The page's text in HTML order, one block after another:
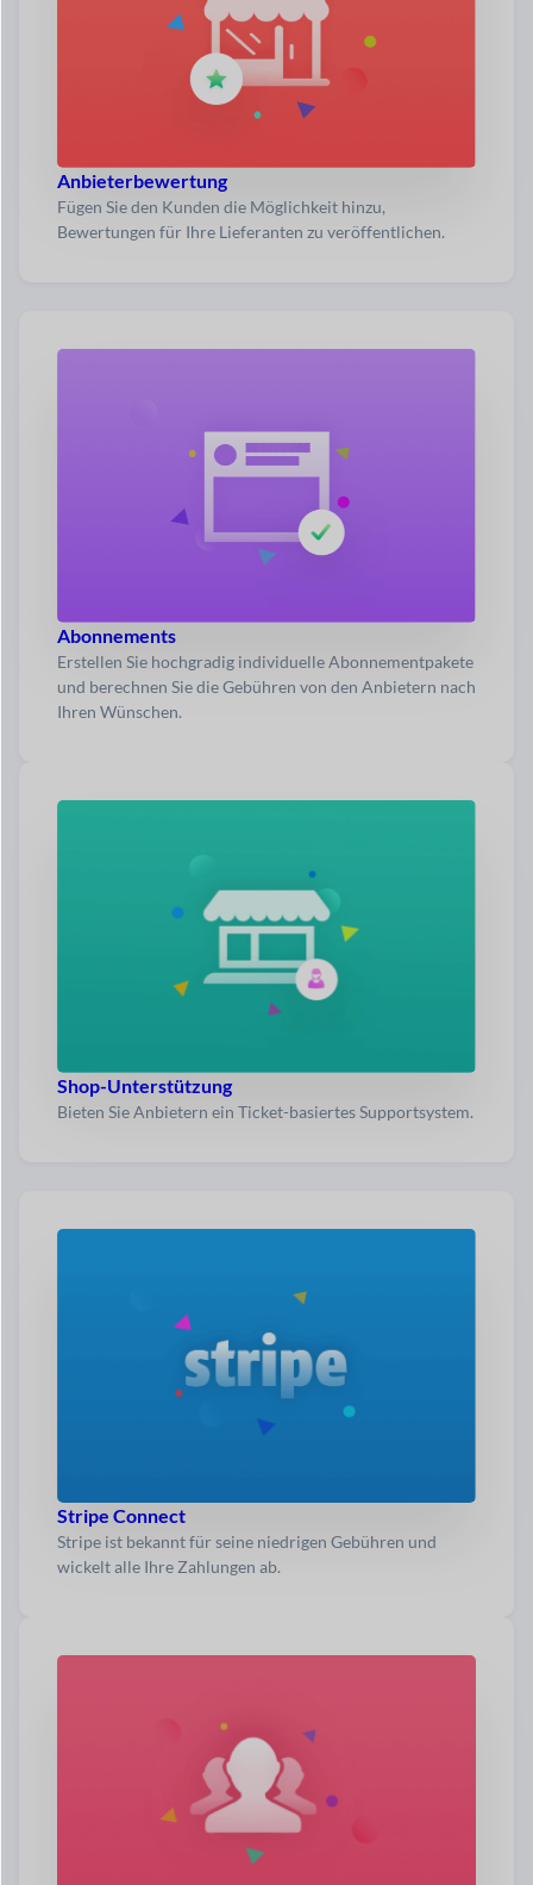
Anbieterbewertung
Fügen Sie den Kunden die Möglichkeit hinzu,
Bewertungen für Ihre Lieferanten zu veröffentlichen.
Abonnements
Erstellen Sie hochgradig individuelle Abonnementpakete
und berechnen Sie die Gebühren von den Anbietern nach
Ihren Wünschen.
Shop-Unterstützung
Bieten Sie Anbietern ein Ticket-basiertes Supportsystem.
Stripe Connect
Stripe ist bekannt für seine niedrigen Gebühren und
wickelt alle Ihre Zahlungen ab.